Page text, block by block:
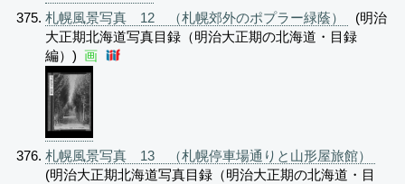
札幌風景写真 12 （札幌郊外のポプラー緑蔭）
(明治
大正期北海道写真目録（明治大正期の北海道・目録
編）) 画
札幌風景写真 13 （札幌停車場通りと山形屋旅館）
(明治大正期北海道写真目録（明治大正期の北海道・目